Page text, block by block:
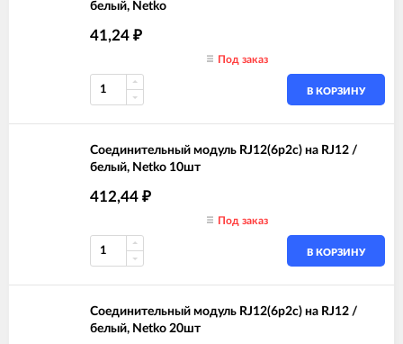
белый, Netko
41,24 ₽
Под заказ
В КОРЗИНУ
Соединительный модуль RJ12(6p2c) на RJ12 /
белый, Netko 10шт
412,44 ₽
Под заказ
В КОРЗИНУ
Соединительный модуль RJ12(6p2c) на RJ12 /
белый, Netko 20шт